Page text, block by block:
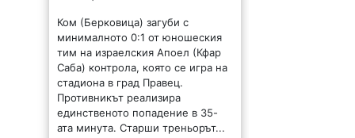
Ком (Берковица) загуби с
минималното 0:1 от юношеския
тим на израелския Апоел (Кфар
Саба) контрола, която се игра на
стадиона в град Правец.
Противникът реализира
единственото попадение в 35-
ата минута. Старши треньорът...